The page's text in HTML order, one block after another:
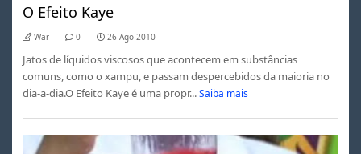
O Efeito Kaye
War 0 26 Ago 2010
Jatos de líquidos viscosos que acontecem em substâncias
comuns, como o xampu, e passam despercebidos da maioria no
dia-a-dia.O Efeito Kaye é uma propr... Saiba mais